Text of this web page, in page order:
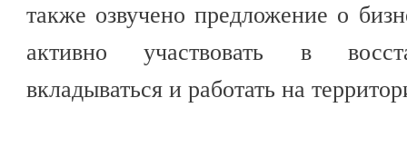
также озвучено предложение о
активно участвовать в
вкладываться и работать на